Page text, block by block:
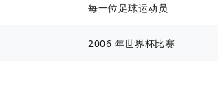
每一位足球运动员
2006 年世界杯比赛